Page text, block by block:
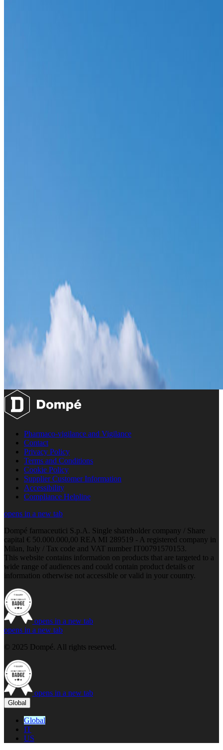
Pharmaco-vigilance and Vigilance
Contact
Privacy Policy
Terms and Conditions
Cookie Policy
Supplier Customer Information
Accessibility
Compliance Helpline
opens in a new tab
Dompé farmaceutici S.p.A. Single shareholder company / Share
capital € 50.000.000,00 REA MI 289519 - A registered company in
Milan, Italy / Tax code and VAT number IT00791570153.
This website contains information on products that are targeted to a
wide range of audiences and could contain product details or
information otherwise not accessible or valid in your country.
opens in a new tab
opens in a new tab
© 2025 Dompé. All rights reserved.
opens in a new tab
Global
Global
IT
US